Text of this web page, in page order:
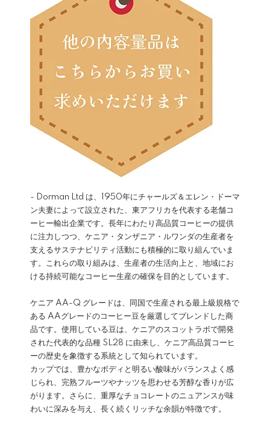
- Dorman Ltd は、1950年にチャールズ＆エレン・ドーマ
ン夫妻によって設立された、東アフリカを代表する老舗コ
ーヒー輸出企業です。長年にわたり高品質コーヒーの提供
に注力しつつ、ケニア・タンザニア・ルワンダの生産者を
支えるサステナビリティ活動にも積極的に取り組んでいま
す。これらの取り組みは、生産者の生活向上と、地域にお
ける持続可能なコーヒー生産の確保を目的としています。
ケニア AA-Q グレードは、同国で生産される最上級規格で
ある AAグレードのコーヒー豆を厳選してブレンドした商
品です。使用している豆は、ケニアのスコットラボで開発
された代表的な品種 SL28 に由来し、ケニア高品質コーヒ
ーの歴史を象徴する系統として知られています。
カップでは、豊かなボディと明るい酸味がバランスよく感
じられ、完熟フルーツやナッツを思わせる芳醇な香りが広
がります。さらに、重厚なチョコレートのニュアンスが味
わいに深みを与え、長く続くリッチな余韻が特徴です。